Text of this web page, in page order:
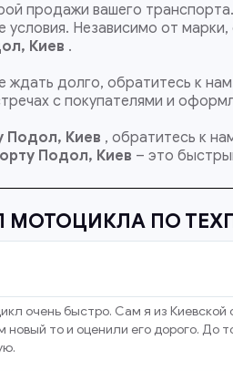
продажи вашего
Независимо от
Киев .
ждать долго, обратитесь к
с покупателями и
Подол, Киев , обратитесь к
Подол, Киев – это
МОТОЦИКЛА ПО
очень быстро. Сам я из
то и оценили его дорого. До